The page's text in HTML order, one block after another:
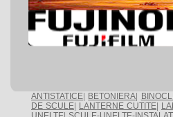
ANTISTATICE BETONIERA
DE SCULE
LANTERNE CUTITE